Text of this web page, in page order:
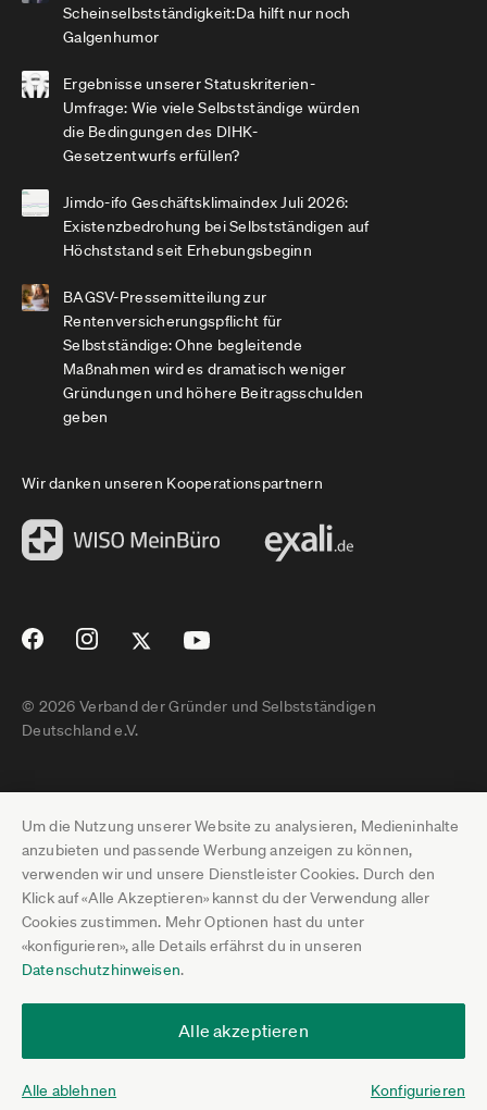
Um die Nutzung unserer Website zu analysieren, Medieninhalte
anzubieten und passende Werbung anzeigen zu können,
verwenden wir und unsere Dienstleister Cookies. Durch den
Klick auf «Alle Akzeptieren» kannst du der Verwendung aller
Cookies zustimmen. Mehr Optionen hast du unter
«konfigurieren», alle Details erfährst du in unseren
Datenschutzhinweisen.
Alle akzeptieren
Alle ablehnen Konfigurieren
Scheinselbstständigkeit:Da hilft nur noch
Galgenhumor
Ergebnisse unserer Statuskriterien-
Umfrage: Wie viele Selbstständige würden
die Bedingungen des DIHK-
Gesetzentwurfs erfüllen?
Jimdo-ifo Geschäftsklimaindex Juli 2026:
Existenzbedrohung bei Selbstständigen auf
Höchststand seit Erhebungsbeginn
BAGSV-Pressemitteilung zur
Rentenversicherungspflicht für
Selbstständige: Ohne begleitende
Maßnahmen wird es dramatisch weniger
Gründungen und höhere Beitragsschulden
geben
Wir danken unseren Kooperationspartnern
© 2026 Verband der Gründer und Selbstständigen
Deutschland e.V.
Impressum
Datenschutz
Pressebereich
Jobs